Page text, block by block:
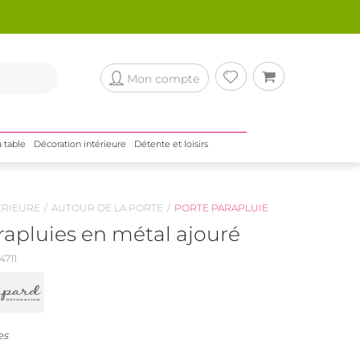
Mon compte
table Décoration intérieure Détente et loisirs
AUTOUR DE LA PORTE PORTE PARAPLUIE
en métal ajouré